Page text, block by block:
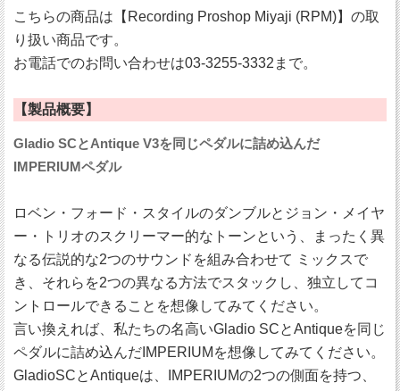
こちらの商品は【Recording Proshop Miyaji (RPM)】の取
り扱い商品です。
お電話でのお問い合わせは03-3255-3332まで。
【製品概要】
Gladio SCとAntique V3を同じペダルに詰め込んだ
IMPERIUMペダル
ロベン・フォード・スタイルのダンブルとジョン・メイヤ
ー・トリオのスクリーマー的なトーンという、まったく異
なる伝説的な2つのサウンドを組み合わせて ミックスで
き、それらを2つの異なる方法でスタックし、独立してコ
ントロールできることを想像してみてください。
言い換えれば、私たちの名高いGladio SCとAntiqueを同じ
ペダルに詰め込んだIMPERIUMを想像してみてください。
GladioSCとAntiqueは、IMPERIUMの2つの側面を持つ、